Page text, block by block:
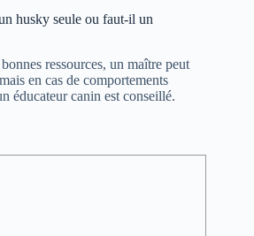
husky seule ou faut-il un
ressources, un maître peut
en cas de comportements
éducateur canin est conseillé.